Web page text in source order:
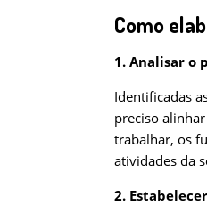
Como
1. Analisar o
Identificadas
preciso
trabalhar, os
atividades da
2.